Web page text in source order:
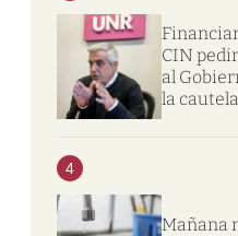
CIN
al
la
4
Mañana